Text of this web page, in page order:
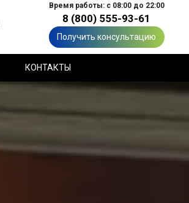
Время работы: с 08:00 до 22:00
8 (800) 555-93-61
Получить консультацию
КОНТАКТЫ